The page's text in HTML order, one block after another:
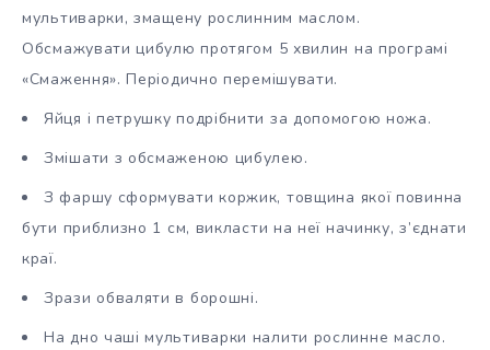
мультиварки, змащену рослинним маслом.
Обсмажувати цибулю протягом 5 хвилин на програмі
«Смаження». Періодично перемішувати.
Яйця і петрушку подрібнити за допомогою ножа.
Змішати з обсмаженою цибулею.
З фаршу сформувати коржик, товщина якої повинна
бути приблизно 1 см, викласти на неї начинку, з’єднати
краї.
Зрази обваляти в борошні.
На дно чаші мультиварки налити рослинне масло.